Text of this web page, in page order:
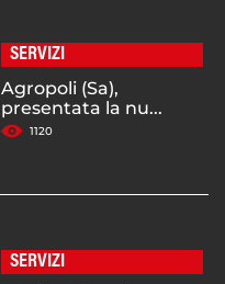
SERVIZI
Agropoli (Sa),
presentata la nu...
1120
SERVIZI